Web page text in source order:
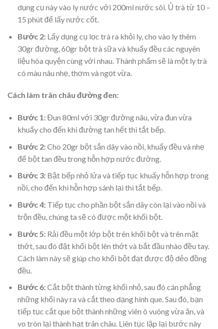
dụng cụ này vào ly nước với 200ml nước sôi. Ủ trà từ 10 –
15 phút để lấy nước cốt.
Bước 2: Lấy dụng cụ lọc trà ra khỏi ly, cho vào ly thêm
30gr đường, 60gr bột trà sữa và khuấy đều các nguyên
liệu hòa quyện cùng với nhau. Thành phẩm sẽ là một ly trà
có màu nâu nhẹ, thơm và ngọt vừa.
Cách làm trân châu đường đen:
Bước 1:Đun 80ml với 30gr đường nâu, vừa đun vừa
khuấy cho đến khi đường tan hết thì tắt bếp.
Bước 2:Cho 20gr bột sắn dây vào nồi, khuấy đều và nhẹ
để bột tan đều trong hỗn hợp nước đường.
Bước 3:Bật bếp nhỏ lửa và tiếp tục khuấy hỗn hợp trong
nồi, cho đến khi hỗn hợp sánh lại thì tắt bếp.
Bước 4: Tiếp tục cho phần bột sắn dây còn lại vào nồi và
trộn đều, chúng ta sẽ có được một khối bột.
Bước 5:Rải đều một lớp bột trên khối bột và trên mặt
thớt, sau đó đặt khối bột lên thớt và bắt đầu nhào đều tay.
Cách làm này sẽ giúp cho khối bột đạt được độ dẻo đồng
đều.
Bước 6:Cắt bột thành từng khối nhỏ, sau đó cán phẳng
những khối này ra và cắt theo dạng hình que. Sau đó, bạn
tiếp tục cắt que bột thành những viên ô vuông vừa ăn, và
vo tròn lại thành hạt trân châu. Liên tục lặp lại bước này